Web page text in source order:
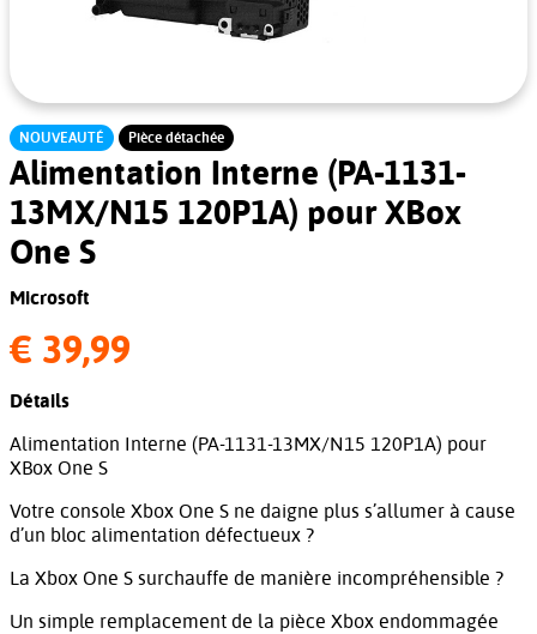
NOUVEAUTÉ Pièce détachée
Alimentation Interne (PA-1131-
13MX/N15 120P1A) pour XBox
One S
Microsoft
€ 39,99
Détails
Alimentation Interne (PA-1131-13MX/N15 120P1A) pour
XBox One S
Votre console Xbox One S ne daigne plus s’allumer à cause
d’un bloc alimentation défectueux ?
La Xbox One S surchauffe de manière incompréhensible ?
Un simple remplacement de la pièce Xbox endommagée